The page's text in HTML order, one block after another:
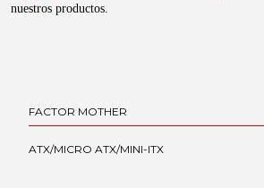
nuestros productos.
FACTOR MOTHER
ATX/MICRO ATX/MINI-ITX